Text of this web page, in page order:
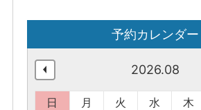
予約カレンダー
2026.08
日 月 火 水 木